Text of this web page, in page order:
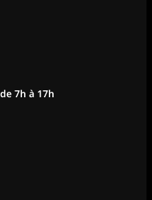
7h à 17h